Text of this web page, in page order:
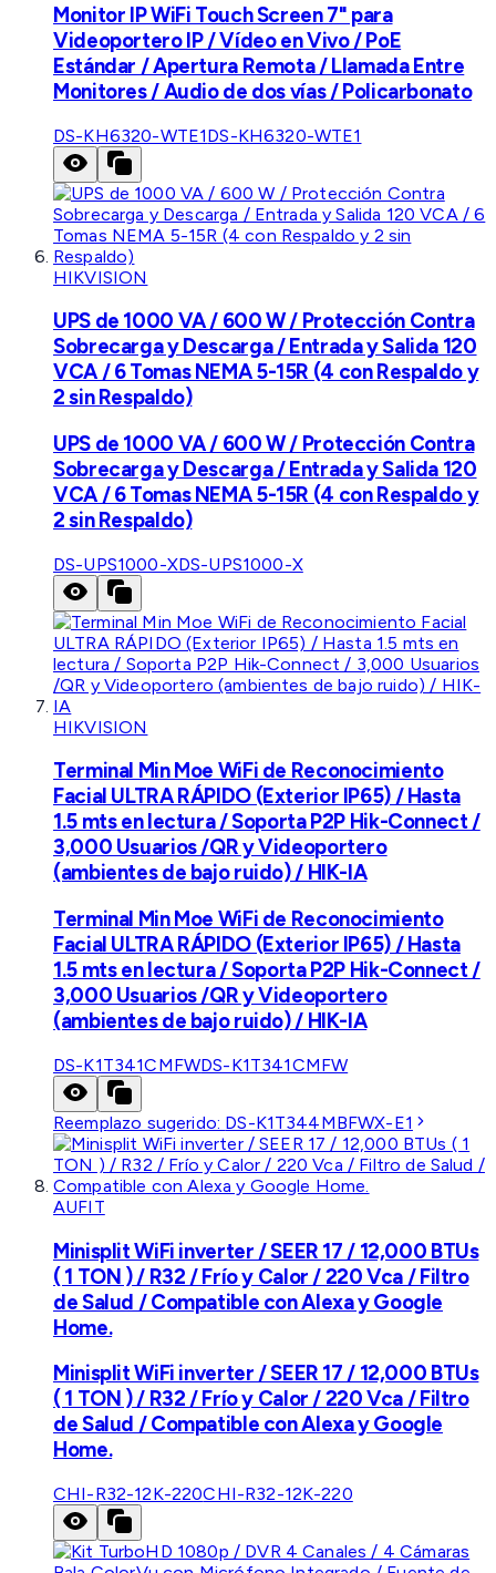
Monitor IP WiFi Touch Screen 7" para
Videoportero IP / Vídeo en Vivo / PoE
Estándar / Apertura Remota / Llamada Entre
Monitores / Audio de dos vías / Policarbonato
DS-KH6320-WTE1DS-KH6320-WTE1
HIKVISION
UPS de 1000 VA / 600 W / Protección Contra
Sobrecarga y Descarga / Entrada y Salida 120
VCA / 6 Tomas NEMA 5-15R (4 con Respaldo y
2 sin Respaldo)
UPS de 1000 VA / 600 W / Protección Contra
Sobrecarga y Descarga / Entrada y Salida 120
VCA / 6 Tomas NEMA 5-15R (4 con Respaldo y
2 sin Respaldo)
DS-UPS1000-XDS-UPS1000-X
HIKVISION
Terminal Min Moe WiFi de Reconocimiento
Facial ULTRA RÁPIDO (Exterior IP65) / Hasta
1.5 mts en lectura / Soporta P2P Hik-Connect /
3,000 Usuarios /QR y Videoportero
(ambientes de bajo ruido) / HIK-IA
Terminal Min Moe WiFi de Reconocimiento
Facial ULTRA RÁPIDO (Exterior IP65) / Hasta
1.5 mts en lectura / Soporta P2P Hik-Connect /
3,000 Usuarios /QR y Videoportero
(ambientes de bajo ruido) / HIK-IA
DS-K1T341CMFWDS-K1T341CMFW
Reemplazo sugerido: DS-K1T344MBFWX-E1
AUFIT
Minisplit WiFi inverter / SEER 17 / 12,000 BTUs
( 1 TON ) / R32 / Frío y Calor / 220 Vca / Filtro
de Salud / Compatible con Alexa y Google
Home.
Minisplit WiFi inverter / SEER 17 / 12,000 BTUs
( 1 TON ) / R32 / Frío y Calor / 220 Vca / Filtro
de Salud / Compatible con Alexa y Google
Home.
CHI-R32-12K-220CHI-R32-12K-220